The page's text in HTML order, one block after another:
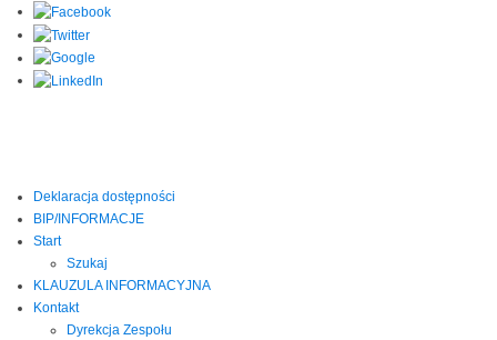
Deklaracja dostępności
BIP/INFORMACJE
Start
Szukaj
KLAUZULA INFORMACYJNA
Kontakt
Dyrekcja Zespołu